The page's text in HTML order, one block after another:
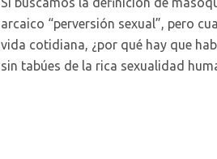
arcaico “perversión sexual”, pero
vida cotidiana, ¿por qué hay que
sin tabúes de la rica sexualidad